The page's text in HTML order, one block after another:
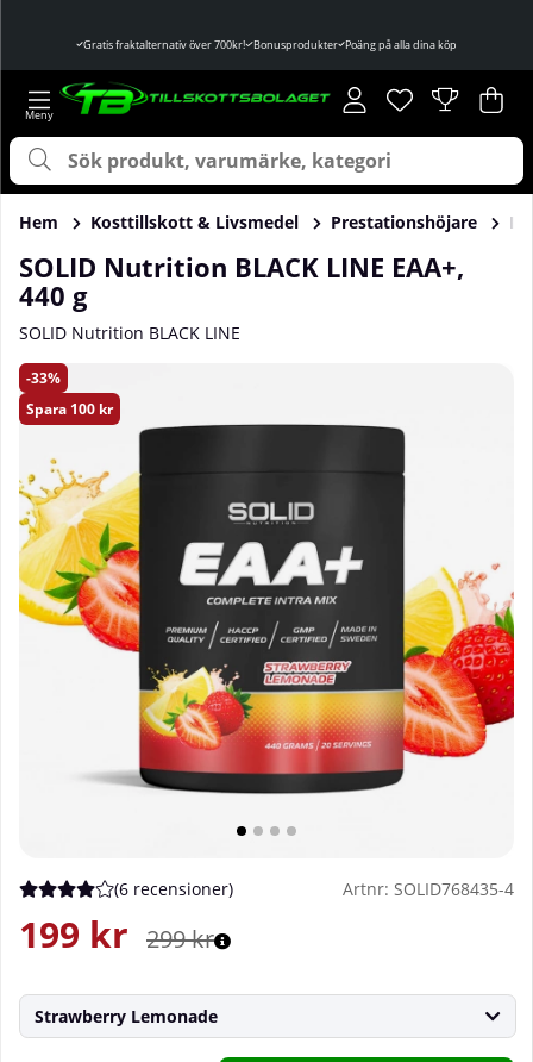
Gratis fraktalternativ över 700kr! Bonusprodukter Poäng på alla dina köp
Önskelista
Antal i
. .
Hem Kosttillskott & Livsmedel Prestationshöjare
SOLID Nutrition BLACK LINE EAA+,
440 g
SOLID Nutrition BLACK LINE
33
Spara 100 kr
Produktbilder SOLID Nutrition BLACK LINE EAA+, 440 g
Medelbetyg 4 av 5 Antal betyg 6
(6 recensioner) Artnr: SOLID768435-4
299kr
199 kr
Strawberry Lemonade